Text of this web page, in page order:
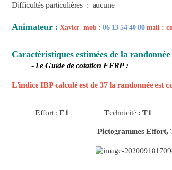
Difficultés particulières : aucune
Animateur : Xavier mob : 06 13 54 40 80 mail :
Caractéristiques estimées de la randonnée
- Le Guide de cotation FFRP :
L'indice IBP calculé est de 37 la randonnée est
Effort : E1 Technicité : T1
Pictogrammes Effort,